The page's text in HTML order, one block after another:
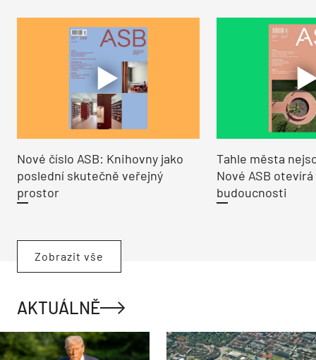
Nové číslo ASB: Knihovny jako
poslední skutečně veřejný
prostor
Tahle města
Nové ASB
budoucnosti
Zobrazit vše
AKTUÁLNĚ